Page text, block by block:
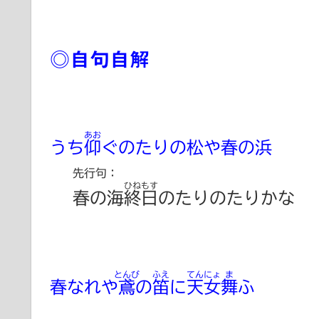
◎自句自解
うち仰
あお
ぐのたりの松や春の浜
先行句：
春の海終日
ひねもす
のたりのたりか
春なれや鳶
とんび
の笛
ふえ
に天女
てんにょ
舞
ま
ふ